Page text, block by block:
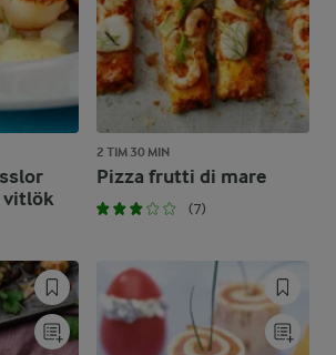
vitlök
2 TIM 30 MIN
Pizza frutti di mare
(7)